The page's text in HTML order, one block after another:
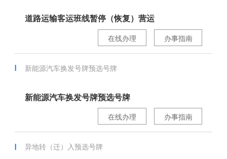
道路运输客运班线暂停（恢复）营运
办事指南
在线办理
新能源汽车换发号牌预选号牌
新能源汽车换发号牌预选号牌
办事指南
在线办理
异地转（迁）入预选号牌